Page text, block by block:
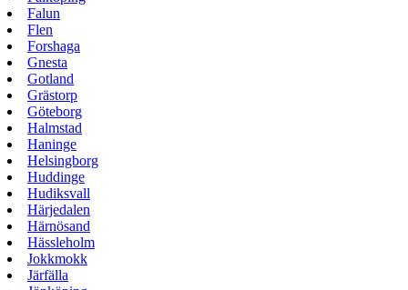
Falun
Flen
Forshaga
Gnesta
Gotland
Grästorp
Göteborg
Halmstad
Haninge
Helsingborg
Huddinge
Hudiksvall
Härjedalen
Härnösand
Hässleholm
Jokkmokk
Järfälla